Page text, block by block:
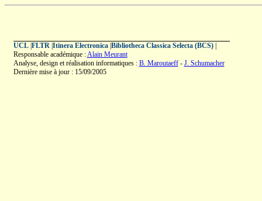
UCL| FLTR| Itinera Electronica| Bibliotheca Classica Selecta (BCS)|
Responsable académique :Alain Meurant
Analyse, design et réalisation informatiques : B. Maroutaeff- J. Schumacher
Dernière mise à jour : 15/09/2005